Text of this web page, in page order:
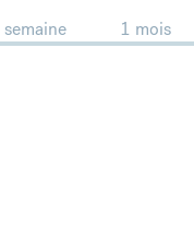
semaine 1 mois